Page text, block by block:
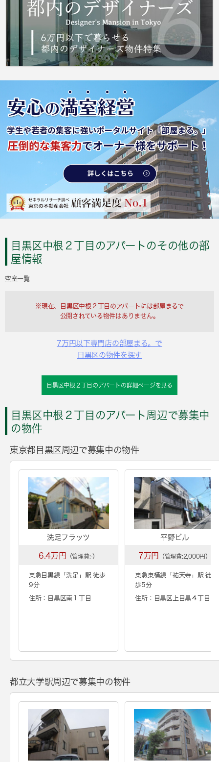
目黒区中根２丁目のアパートのその他の部
屋情報
空室一覧
※現在、目黒区中根２丁目のアパートには部屋まるで
公開されている物件はありません。
7万円以下専門店の部屋まる。で
目黒区の物件を探す
目黒区中根２丁目のアパートの詳細ページを見る
目黒区中根２丁目のアパート周辺で募集中
の物件
東京都目黒区周辺で募集中の物件
洗足フラッツ
6.4万円 （管理費:-）
東急目黒線「洗足 」駅 徒歩
9分
住所：目黒区南１丁目
平野ビル
7万円 （管理費:2,000円）
東急東横線「 祐天寺 」駅 徒
歩5分
住所：目黒区上目黒４丁目
都立大学駅周辺で募集中の物件